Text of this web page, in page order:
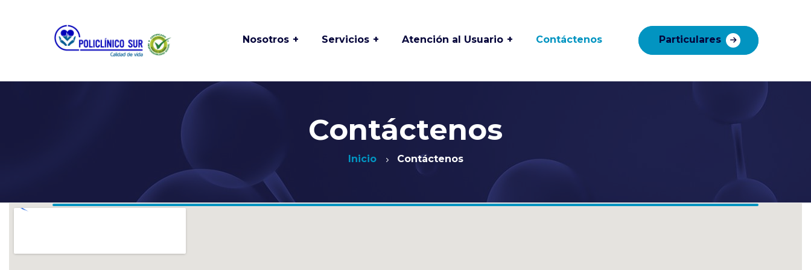
Nosotros
Misión, visión y
Historia
Nuestras sedes
Solicitud de historia
Servicios
Proclínico
Portal Empresas
Mantenimiento de
equipos Biomédicos
Atención al Usuario
Deberes y derechos
de los usuarios
Preguntas frecuentes
Contáctenos Particulares
Contáctenos
Inicio Contáctenos